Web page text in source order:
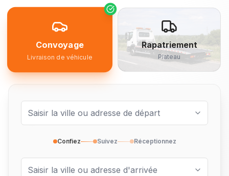
Convoyage
Livraison de véhicule
Rapatriement
Plateau
Confiez Suivez Réceptionnez